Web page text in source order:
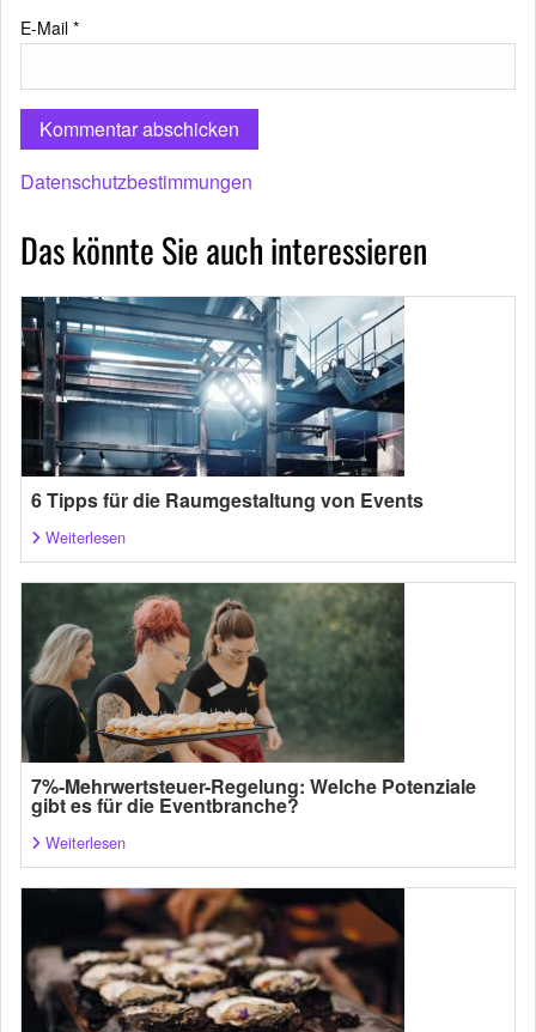
E-Mail *
Datenschutzbestimmungen
Das könnte Sie auch interessieren
6 Tipps für die Raumgestaltung von Events
Weiterlesen
7%-Mehrwertsteuer-Regelung: Welche Potenziale
gibt es für die Eventbranche?
Weiterlesen